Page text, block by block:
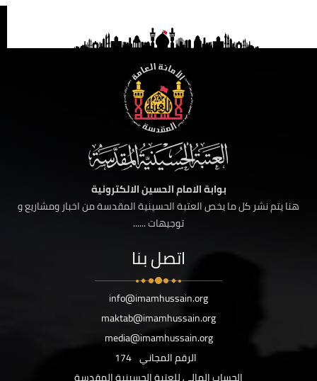
بوابة الامام الحسين الالكترونية
هنا يتم نشر كل ما يخص العتبة الحسينية المقدسة من اخبار ومشاريع و
توجيهات ......
اتصل بنا
info@imamhussain.org
maktab@imamhussain.org
media@imamhussain.org
الرقم المجاني 174